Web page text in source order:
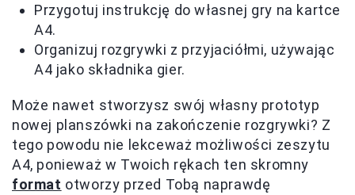
Przygotuj instrukcję do własnej gry na kartce
A4.
Organizuj rozgrywki z przyjaciółmi, używając
A4 jako składnika gier.
Może nawet stworzysz swój własny prototyp
nowej planszówki na zakończenie rozgrywki? Z
tego powodu nie lekceważ możliwości zeszytu
A4, ponieważ w Twoich rękach ten skromny
format otworzy przed Tobą naprawdę